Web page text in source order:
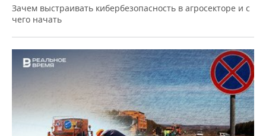
Зачем выстраивать кибербезопасность в агросекторе и с
чего начать